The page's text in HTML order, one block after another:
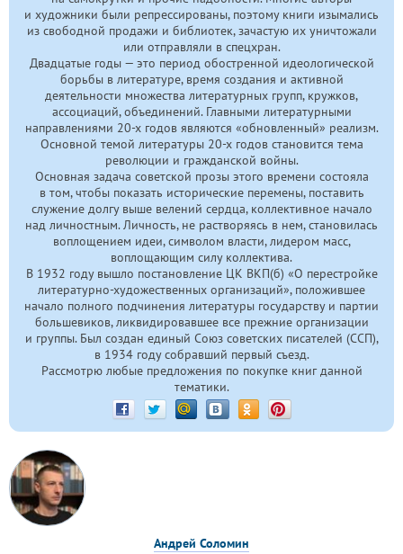
и художники были репрессированы, поэтому книги изымались
из свободной продажи и библиотек, зачастую их уничтожали
или отправляли в спецхран.
Двадцатые годы — это период обостренной идеологической
борьбы в литературе, время создания и активной
деятельности множества литературных групп, кружков,
ассоциаций, объединений. Главными литературными
направлениями 20-хгодов являются «обновленный» реализм.
Основной темой литературы 20-хгодов становится тема
революции и гражданской войны.
Основная задача советской прозы этого времени состояла
в том, чтобы показать исторические перемены, поставить
служение долгу выше велений сердца, коллективное начало
над личностным. Личность, не растворяясь в нем, становилась
воплощением идеи, символом власти, лидером масс,
воплощающим силу коллектива.
В 1932 году вышло постановление ЦК ВКП(б) «О перестройке
литературно-художественных организаций», положившее
начало полного подчинения литературы государству и партии
большевиков, ликвидировавшее все прежние организации
и группы. Был создан единый Союз советских писателей (ССП),
в 1934 году собравший первый съезд.
Рассмотрю любые предложения по покупке книг данной
тематики.
Андрей Соломин